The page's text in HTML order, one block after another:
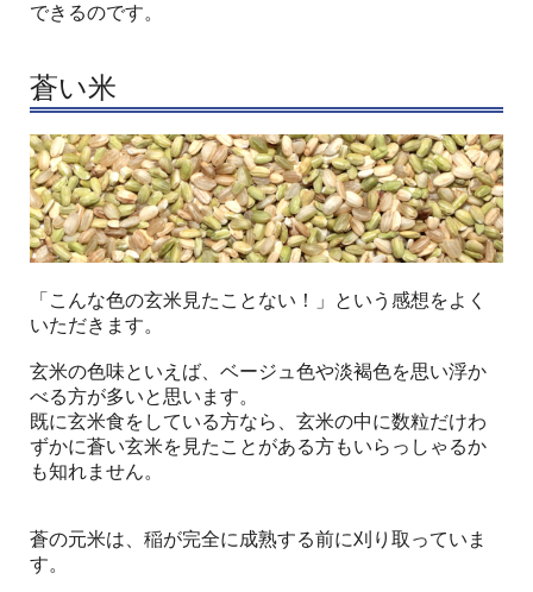
できるのです。
蒼い米
「こんな色の玄米見たことない！」という感想をよく
いただきます。
玄米の色味といえば、ベージュ色や淡褐色を思い浮か
べる方が多いと思います。
既に玄米食をしている方なら、玄米の中に数粒だけわ
ずかに蒼い玄米を見たことがある方もいらっしゃるか
も知れません。
蒼の元米は、稲が完全に成熟する前に刈り取っていま
す。